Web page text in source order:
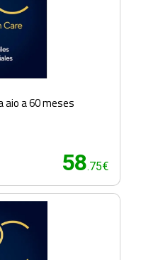
aio a 60 meses
58.75€